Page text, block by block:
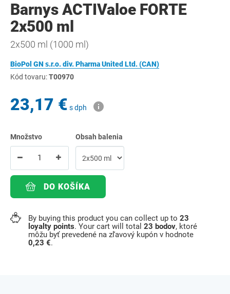
Barnys ACTIValoe FORTE
2x500 ml
2x500 ml (1000 ml)
BioPol GN s.r.o. div. Pharma United Ltd. (CAN)
Kód tovaru:T00970
23,17 € s dph
Množstvo Obsah balenia
DO KOŠÍKA
By buying this product you can collect up to 23
loyalty points. Your cart will total 23 bodov, ktoré
môžu byť prevedené na zľavový kupón v hodnote
0,23 €.